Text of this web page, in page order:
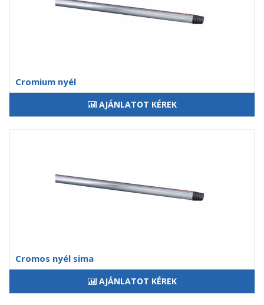
Cromium nyél
AJÁNLATOT KÉREK
Cromos nyél sima
AJÁNLATOT KÉREK